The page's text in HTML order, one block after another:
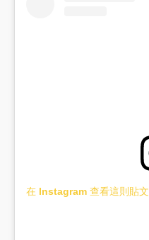
在 Instagram 查看這則貼文